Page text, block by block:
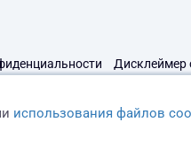
Дисклеймер
использования файлов